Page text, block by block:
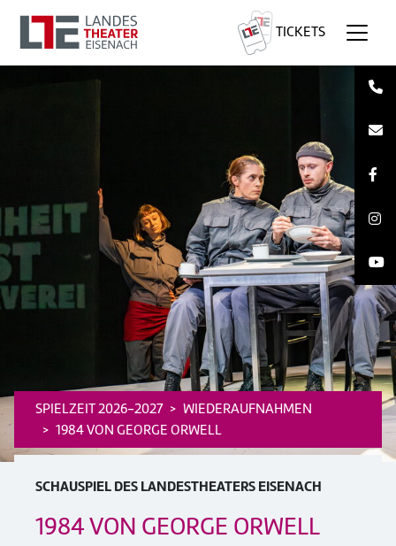
TICKETS
SPIELZEIT 2026-2027
WIEDERAUFNAHMEN
1984 VON GEORGE ORWELL
SCHAUSPIEL DES LANDESTHEATERS EISENACH
1984 VON GEORGE ORWELL